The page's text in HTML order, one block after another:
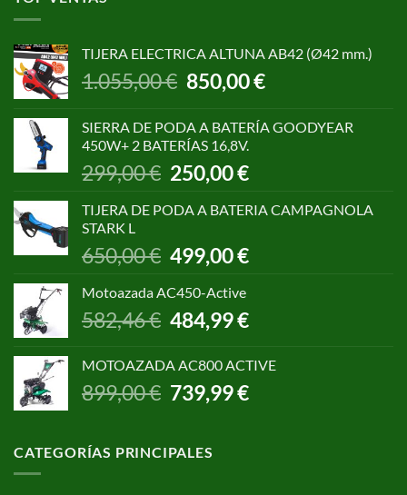
TIJERA ELECTRICA ALTUNA AB42 (Ø42 mm.)
1.055,00€ El
precio
era:
1.055,00 €.
850,00€El
precio
es:
SIERRA DE PODA A BATERÍA GOODYEAR
450W+ 2 BATERÍAS 16,8V.
299,00€ El
precio
original
299,00 €.
250,00€El
precio
actual
250,00 €.
TIJERA DE PODA A BATERIA CAMPAGNOLA
STARK L
650,00€
El
precio
original
650,00 €.
499,00€El
precio
499,00 €.
Motoazada AC450-Active
582,46€
El
precio
era:
582,46 €.
484,99€El
precio
es:
484,99 €.
MOTOAZADA AC800 ACTIVE
899,00€ El
precio
era:
899,00 €.
739,99€El
precio
CATEGORÍAS PRINCIPALES